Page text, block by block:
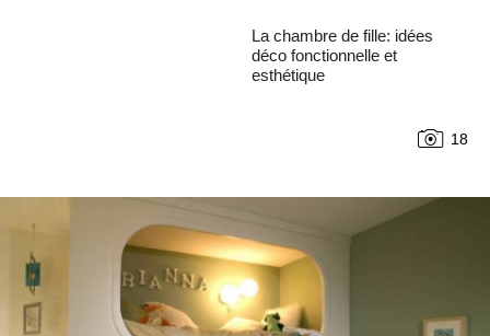
La chambre de fille: idées
déco fonctionnelle et
esthétique
18